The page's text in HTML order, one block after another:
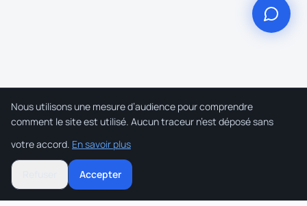
Nous utilisons une mesure d’audience pour comprendre
comment le site est utilisé. Aucun traceur n’est déposé sans
votre accord. En savoir plus
Accepter